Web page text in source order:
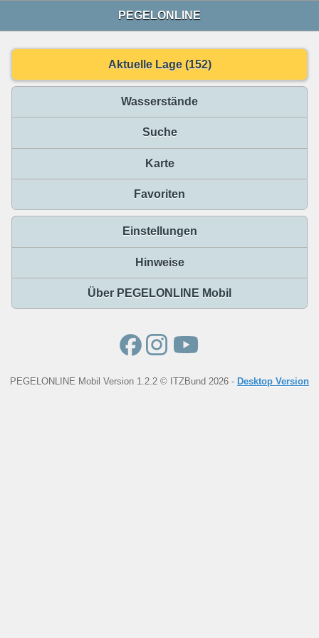
PEGELONLINE
Aktuelle Lage (152)
Wasserstände
Suche
Karte
Favoriten
Einstellungen
Hinweise
Über PEGELONLINE Mobil
PEGELONLINE Mobil Version 1.2.2 © ITZBund 2026 - Desktop Version